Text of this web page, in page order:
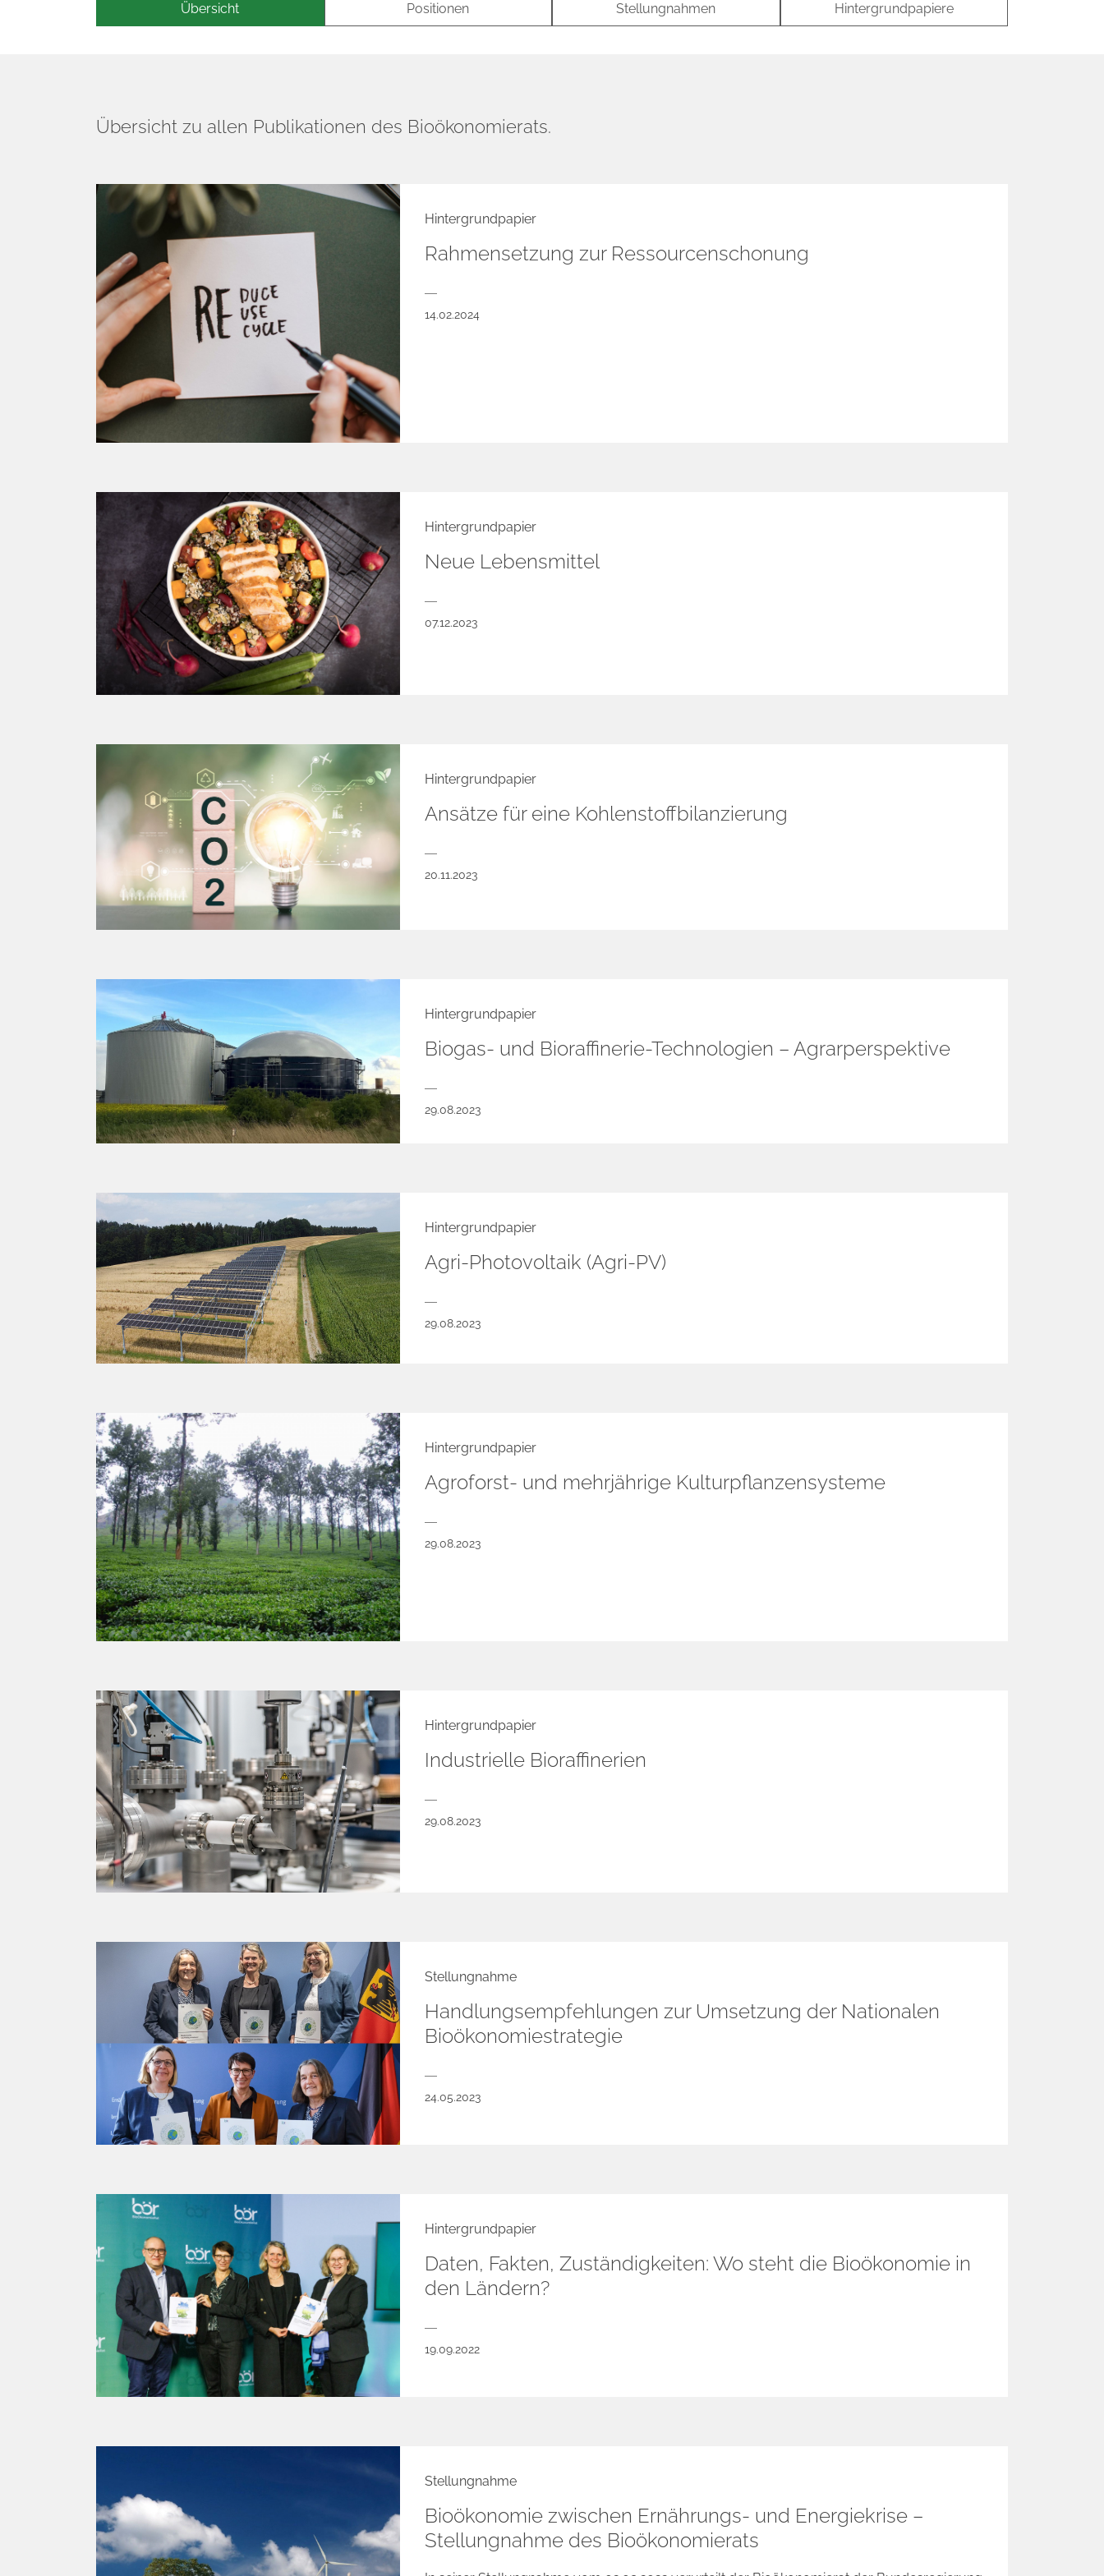
Übersicht Positionen Stellungnahmen Hintergrundpapiere
Übersicht zu allen Publikationen des Bioökonomierats.
Hintergrundpapier
Rahmensetzung zur Ressourcenschonung
14.02.2024
Hintergrundpapier
Neue Lebensmittel
07.12.2023
Hintergrundpapier
Ansätze für eine Kohlenstoffbilanzierung
20.11.2023
Hintergrundpapier
Biogas- und Bioraffinerie-Technologien – Agrarperspektive
29.08.2023
Hintergrundpapier
Agri-Photovoltaik (Agri-PV)
29.08.2023
Hintergrundpapier
Agroforst- und mehrjährige Kulturpflanzensysteme
29.08.2023
Hintergrundpapier
Industrielle Bioraffinerien
29.08.2023
Stellungnahme
Handlungsempfehlungen zur Umsetzung der Nationalen
Bioökonomiestrategie
24.05.2023
Hintergrundpapier
Daten, Fakten, Zuständigkeiten: Wo steht die Bioökonomie in
den Ländern?
19.09.2022
Stellungnahme
Bioökonomie zwischen Ernährungs- und Energiekrise –
Stellungnahme des Bioökonomierats